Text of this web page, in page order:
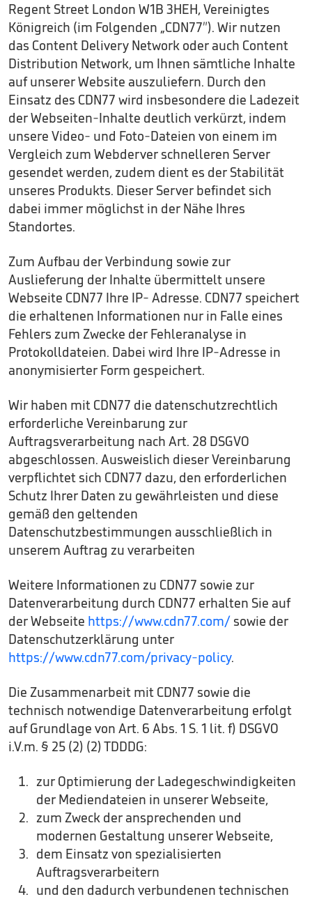
Regent Street London W1B 3HEH, Vereinigtes
Königreich (im Folgenden „CDN77″). Wir nutzen
das Content Delivery Network oder auch Content
Distribution Network, um Ihnen sämtliche Inhalte
auf unserer Website auszuliefern. Durch den
Einsatz des CDN77 wird insbesondere die Ladezeit
der Webseiten-Inhalte deutlich verkürzt, indem
unsere Video- und Foto-Dateien von einem im
Vergleich zum Webderver schnelleren Server
gesendet werden, zudem dient es der Stabilität
unseres Produkts. Dieser Server befindet sich
dabei immer möglichst in der Nähe Ihres
Standortes.
Zum Aufbau der Verbindung sowie zur
Auslieferung der Inhalte übermittelt unsere
Webseite CDN77 Ihre IP- Adresse. CDN77 speichert
die erhaltenen Informationen nur in Falle eines
Fehlers zum Zwecke der Fehleranalyse in
Protokolldateien. Dabei wird Ihre IP-Adresse in
anonymisierter Form gespeichert.
Wir haben mit CDN77 die datenschutzrechtlich
erforderliche Vereinbarung zur
Auftragsverarbeitung nach Art. 28 DSGVO
abgeschlossen. Ausweislich dieser Vereinbarung
verpflichtet sich CDN77 dazu, den erforderlichen
Schutz Ihrer Daten zu gewährleisten und diese
gemäß den geltenden
Datenschutzbestimmungen ausschließlich in
unserem Auftrag zu verarbeiten
Weitere Informationen zu CDN77 sowie zur
Datenverarbeitung durch CDN77 erhalten Sie auf
der Webseite https://www.cdn77.com/ sowie der
Datenschutzerklärung unter
https://www.cdn77.com/privacy-policy.
Die Zusammenarbeit mit CDN77 sowie die
technisch notwendige Datenverarbeitung erfolgt
auf Grundlage von Art. 6 Abs. 1 S. 1 lit. f) DSGVO
i.V.m. § 25 (2) (2) TDDDG:
zur Optimierung der Ladegeschwindigkeiten
der Mediendateien in unserer Webseite,
zum Zweck der ansprechenden und
modernen Gestaltung unserer Webseite,
dem Einsatz von spezialisierten
Auftragsverarbeitern
und den dadurch verbundenen technischen